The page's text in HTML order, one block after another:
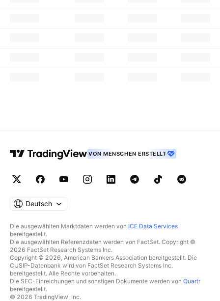
VON MENSCHEN ERSTELLT
Deutsch
Die ausgewählten Marktdaten werden von ICE Data Services
bereitgestellt.
Die ausgewählten Referenzdaten werden von FactSet. Copyright ©
2026 FactSet Research Systems Inc.
Copyright © 2026, American Bankers Association bereitgestellt. Die
CUSIP-Datenbank wird von FactSet Research Systems Inc.
bereitgestellt. Alle Rechte vorbehalten.
Die SEC-Einreichungen und sonstigen Dokumente werden von Quartr
bereitgestellt.
© 2026 TradingView, Inc.